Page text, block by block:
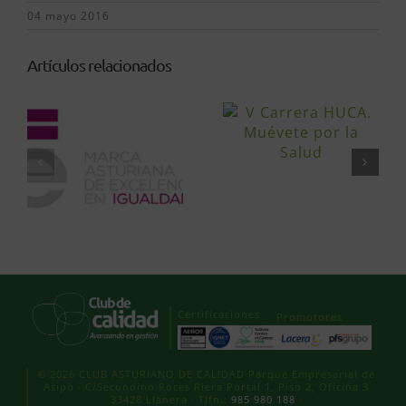
04 mayo 2016
Artículos relacionados
Certificaciones Promotores
© 2026 CLUB ASTURIANO DE CALIDAD Parque Empresarial de
Asipo · C/Secundino Roces Riera Portal 1, Piso 2, Oficina 3
33428 Llanera · Tlfn.: 985 980 188